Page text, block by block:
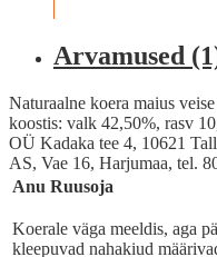
Arvamused
Naturaalne koera maius
koostis: valk 42,50%, rasv
OÜ Kadaka tee 4, 10621
AS, Vae 16, Harjumaa, tel.
Anu Ruusoja
Koerale väga meeldis, aga
kleepuvad nahakiud